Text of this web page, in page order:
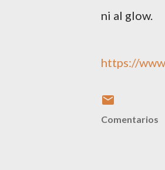
ni al glow.
https://
Comentarios